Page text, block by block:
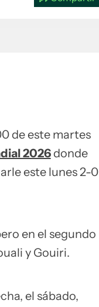
de este martes
2026donde
este lunes 2-0
en el segundo
y Gouiri.
el sábado,